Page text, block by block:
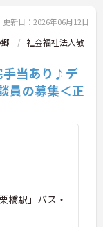
更新日：2026年06月12日
社会福祉法人敬
手当あり♪デ
員の募集＜正
橋駅」バス・